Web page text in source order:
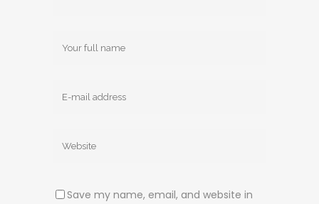
Save my name, email, and website in